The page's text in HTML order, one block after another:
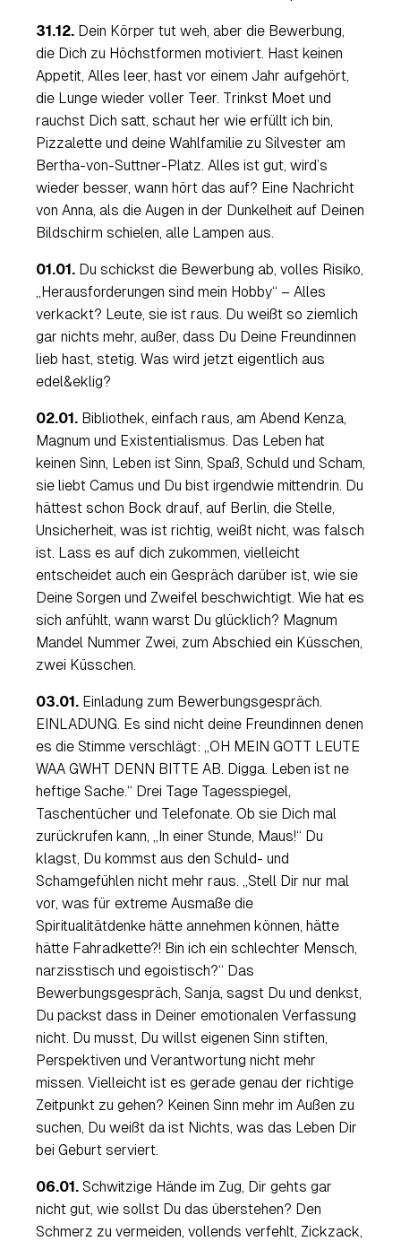
31.12. Dein Körper tut weh, aber die Bewerbung,
die Dich zu Höchstformen motiviert. Hast keinen
Appetit, Alles leer, hast vor einem Jahr aufgehört,
die Lunge wieder voller Teer. Trinkst Moet und
rauchst Dich satt, schaut her wie erfüllt ich bin,
Pizzalette und deine Wahlfamilie zu Silvester am
Bertha-von-Suttner-Platz. Alles ist gut, wird’s
wieder besser, wann hört das auf? Eine Nachricht
von Anna, als die Augen in der Dunkelheit auf Deinen
Bildschirm schielen, alle Lampen aus.
01.01. Du schickst die Bewerbung ab, volles Risiko,
„Herausforderungen sind mein Hobby“ – Alles
verkackt? Leute, sie ist raus. Du weißt so ziemlich
gar nichts mehr, außer, dass Du Deine Freundinnen
lieb hast, stetig. Was wird jetzt eigentlich aus
edel&eklig?
02.01. Bibliothek, einfach raus, am Abend Kenza,
Magnum und Existentialismus. Das Leben hat
keinen Sinn, Leben ist Sinn, Spaß, Schuld und Scham,
sie liebt Camus und Du bist irgendwie mittendrin. Du
hättest schon Bock drauf, auf Berlin, die Stelle,
Unsicherheit, was ist richtig, weißt nicht, was falsch
ist. Lass es auf dich zukommen, vielleicht
entscheidet auch ein Gespräch darüber ist, wie sie
Deine Sorgen und Zweifel beschwichtigt. Wie hat es
sich anfühlt, wann warst Du glücklich? Magnum
Mandel Nummer Zwei, zum Abschied ein Küsschen,
zwei Küsschen.
03.01. Einladung zum Bewerbungsgespräch.
EINLADUNG. Es sind nicht deine Freundinnen denen
es die Stimme verschlägt: „OH MEIN GOTT LEUTE
WAA GWHT DENN BITTE AB. Digga. Leben ist ne
heftige Sache.“ Drei Tage Tagesspiegel,
Taschentücher und Telefonate. Ob sie Dich mal
zurückrufen kann, „In einer Stunde, Maus!“ Du
klagst, Du kommst aus den Schuld- und
Schamgefühlen nicht mehr raus. „Stell Dir nur mal
vor, was für extreme Ausmaße die
Spiritualitätdenke hätte annehmen können, hätte
hätte Fahradkette?! Bin ich ein schlechter Mensch,
narzisstisch und egoistisch?“ Das
Bewerbungsgespräch, Sanja, sagst Du und denkst,
Du packst dass in Deiner emotionalen Verfassung
nicht. Du musst, Du willst eigenen Sinn stiften,
Perspektiven und Verantwortung nicht mehr
missen. Vielleicht ist es gerade genau der richtige
Zeitpunkt zu gehen? Keinen Sinn mehr im Außen zu
suchen, Du weißt da ist Nichts, was das Leben Dir
bei Geburt serviert.
06.01. Schwitzige Hände im Zug, Dir gehts gar
nicht gut, wie sollst Du das überstehen? Den
Schmerz zu vermeiden, vollends verfehlt, Zickzack,